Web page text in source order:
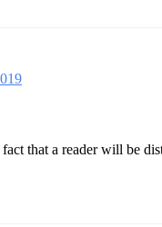
that a reader will be